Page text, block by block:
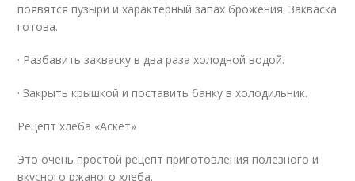
появятся пузыри и характерный запах брожения. Закваска
готова.
· Разбавить закваску в два раза холодной водой.
· Закрыть крышкой и поставить банку в холодильник.
Рецепт хлеба «Аскет»
Это очень простой рецепт приготовления полезного и
вкусного ржаного хлеба.